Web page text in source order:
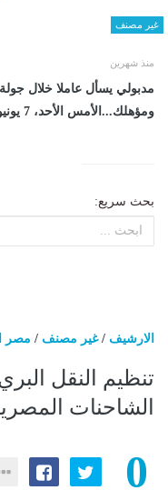
غير مصنف
منذ شهرين
مدبولي يسأل عاملا خلال
ومؤهلك...الأمس الأحد، 7 يونيو 2026 03:38 مـ
بحث سريع:
الارشيف /غير مصنف / مصر
تنظيم النقل
الشاحنات
0